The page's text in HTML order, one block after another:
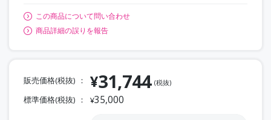
この商品について問い合わせ
商品詳細の誤りを報告
販売価格(税抜) ¥31,744 (税抜)
標準価格(税抜) ¥35,000